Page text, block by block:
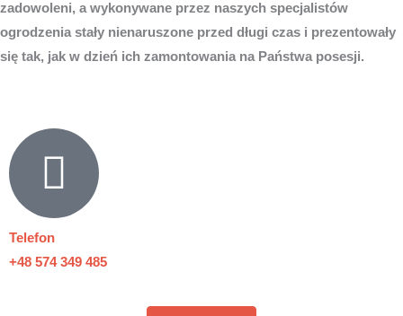
zadowoleni, a wykonywane przez naszych specjalistów
ogrodzenia stały nienaruszone przed długi czas i prezentowały
się tak, jak w dzień ich zamontowania na Państwa posesji.
Telefon
+48 574 349 485